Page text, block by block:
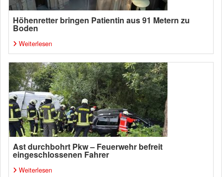
Höhenretter bringen Patientin aus 91 Metern zu
Boden
Weiterlesen
Ast durchbohrt Pkw – Feuerwehr befreit
eingeschlossenen Fahrer
Weiterlesen